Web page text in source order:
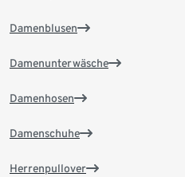
Damenblusen
Damenunterwäsche
Damenhosen
Damenschuhe
Herrenpullover